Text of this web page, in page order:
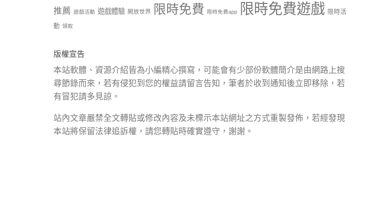
推薦 遊戲活動 遊戲體驗 開放世界 限時免費 限時免費app 限時免費遊戲 限時活
動 領取
版權宣告
本站軟體、資源介紹皆為小編精心撰寫，可能會有少部份軟體簡介是由網路上搜
尋節錄而來，若有侵犯到您的權益請留言告知，筆者於收到通知後立即移除，若
有冒犯請多見諒。
站內文章嚴禁全文轉貼或修改內容及未標示本站網址之方式重製發佈，若經發現
本站將保留法律追訴權，請您轉貼時確實遵守，謝謝。